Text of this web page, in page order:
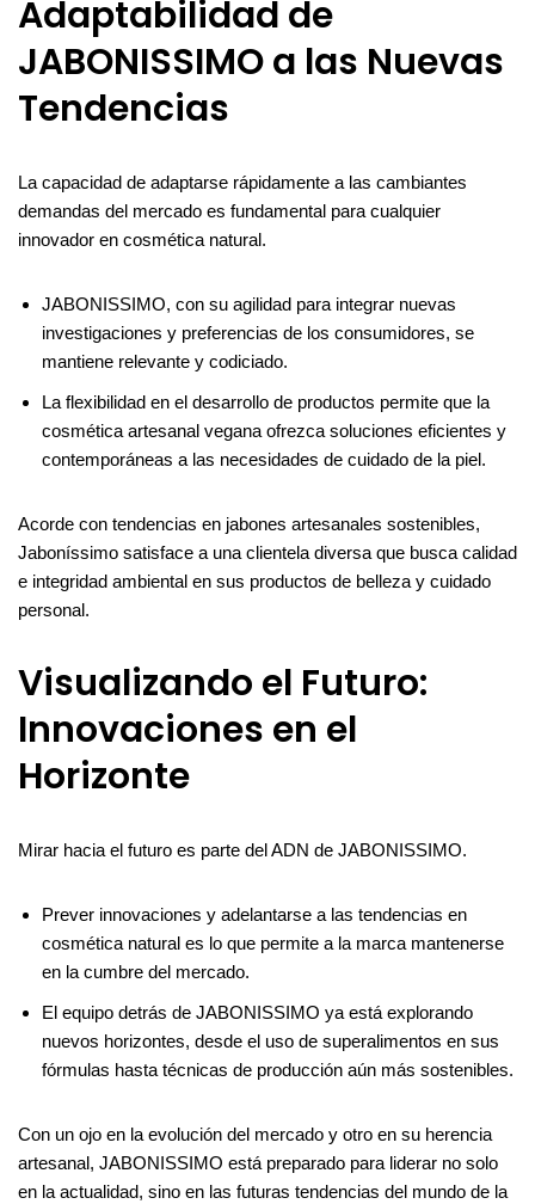
Adaptabilidad de
JABONISSIMO a las Nuevas
Tendencias
La capacidad de adaptarse rápidamente a las cambiantes
demandas del mercado es fundamental para cualquier
innovador en cosmética natural.
JABONISSIMO, con su agilidad para integrar nuevas
investigaciones y preferencias de los consumidores, se
mantiene relevante y codiciado.
La flexibilidad en el desarrollo de productos permite que la
cosmética artesanal vegana ofrezca soluciones eficientes y
contemporáneas a las necesidades de cuidado de la piel.
Acorde con tendencias en jabones artesanales sostenibles,
Jaboníssimo satisface a una clientela diversa que busca calidad
e integridad ambiental en sus productos de belleza y cuidado
personal.
Visualizando el Futuro:
Innovaciones en el
Horizonte
Mirar hacia el futuro es parte del ADN de JABONISSIMO.
Prever innovaciones y adelantarse a las tendencias en
cosmética natural es lo que permite a la marca mantenerse
en la cumbre del mercado.
El equipo detrás de JABONISSIMO ya está explorando
nuevos horizontes, desde el uso de superalimentos en sus
fórmulas hasta técnicas de producción aún más sostenibles.
Con un ojo en la evolución del mercado y otro en su herencia
artesanal, JABONISSIMO está preparado para liderar no solo
en la actualidad, sino en las futuras tendencias del mundo de la